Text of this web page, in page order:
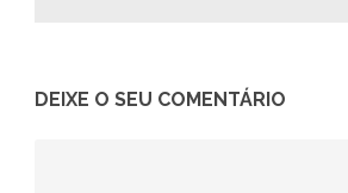
DEIXE O SEU COMENTÁRIO